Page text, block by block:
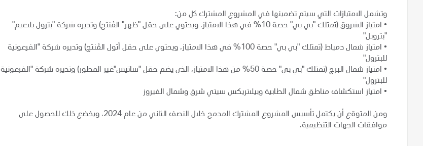
وتشمل الامتيازات التي سيتم تضمينها في المشروع المشترك كل من:
•
امتياز الشروق (تمتلك "بي بي" حصة 10% في هذا الامتياز، ويحتوي على حقل "ظهر" المُنتج) وتديره شركة "بترول بلاعيم"
"بتروبل"
•
امتياز شمال دمياط (تمتلك "بي بي" حصة 100% في هذا الامتياز، ويحتوي على حقل آتول المُنتج) وتديره شركة "الفرعونية
للبترول"
•
امتياز شمال البرج (تمتلك "بي بي" حصة 50% من هذا الامتياز، الذي يضم حقل "ساتيس"غير المطور) وتديره شركة "الفرعونية
للبترول"
• امتياز استكشاف مناطق شمال الطابية وبيلاتريكس سيتي شرق وشمال الفيروز
ومن المتوقع أن يكتمل تأسيس المشروع المشترك المدمج خلال النصف الثاني من عام 2024، ويخضع ذلك للحصول على
موافقات الجهات التنظيمية.